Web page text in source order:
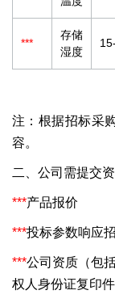
***
存储
湿度
注：根据招标采
容。
二、公司需提交
***产品报价
***投标参数响应
***公司资质（包
权人身份证复印件